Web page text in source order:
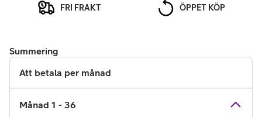
FRI FRAKT ÖPPET KÖP
Summering
Att betala per månad
Månad 1 - 36